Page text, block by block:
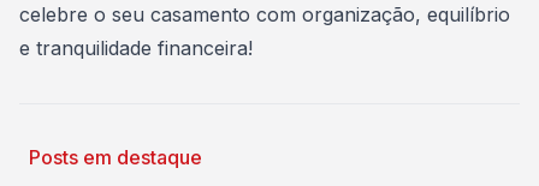
celebre o seu casamento com organização, equilíbrio
e tranquilidade financeira!
Posts em destaque